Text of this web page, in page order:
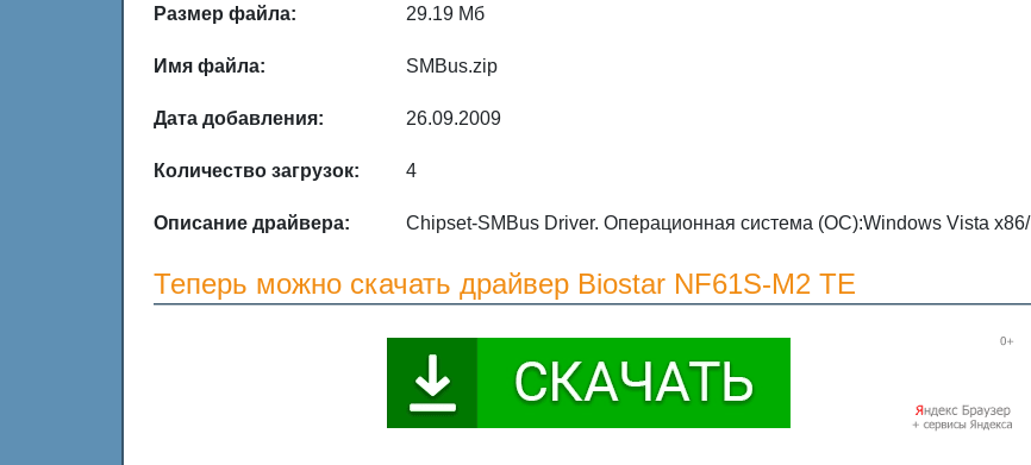
Размер файла: 29.19 Мб
Имя файла: SMBus.zip
Дата добавления: 26.09.2009
Количество загрузок: 4
Описание драйвера: Chipset-SMBus Driver. Операционная система (ОС):Windows Vista x86/
Теперь можно скачать драйвер Biostar NF61S-M2 TE